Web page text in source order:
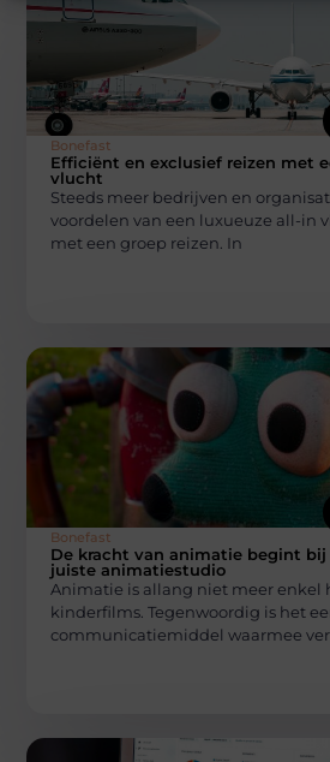
Bonefast
Efficiënt en exclusief reizen met
vlucht
Steeds meer bedrijven en
voordelen van een luxueuze all-in
met een groep reizen. In
Bonefast
De kracht van animatie begint bij
juiste animatiestudio
Animatie is allang niet meer enkel
kinderfilms. Tegenwoordig is het
communicatiemiddel waarmee